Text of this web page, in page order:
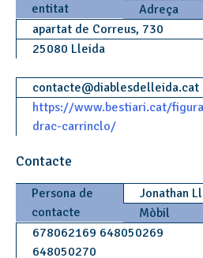
entitat
Adreça
apartat de Correus, 730
25080 Lleida
contacte@diablesdelleida.cat
https://www.bestiari.cat/
drac-carrinclo/
Contacte
Persona de
contacte
Jonathan
Mòbil
678062169 648050269
648050270